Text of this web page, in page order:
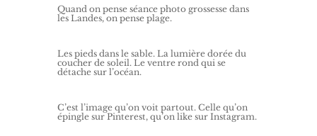
Quand on pense séance photo grossesse dans
les Landes, on pense plage.
Les pieds dans le sable. La lumière dorée du
coucher de soleil. Le ventre rond qui se
détache sur l’océan.
C’est l’image qu’on voit partout. Celle qu’on
épingle sur Pinterest, qu’on like sur Instagram.